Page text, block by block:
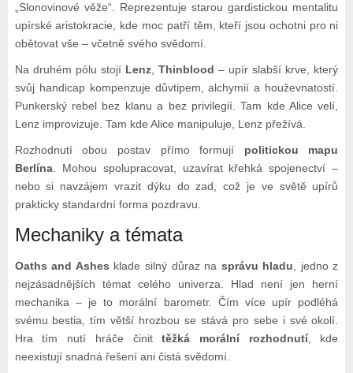
„Slonovinové věže“. Reprezentuje starou gardistickou mentalitu
upírské aristokracie, kde moc patří těm, kteří jsou ochotni pro ni
obětovat vše – včetně svého svědomí.
Na druhém pólu stojí Lenz,Thinblood – upír slabší krve, který
svůj handicap kompenzuje důvtipem, alchymií a houževnatostí.
Punkerský rebel bez klanu a bez privilegií. Tam kde Alice velí,
Lenz improvizuje. Tam kde Alice manipuluje, Lenz přežívá.
Rozhodnutí obou postav přímo formují politickou mapu
Berlína. Mohou spolupracovat, uzavírat křehká spojenectví –
nebo si navzájem vrazit dýku do zad, což je ve světě upírů
prakticky standardní forma pozdravu.
Mechaniky a témata
Oaths and Ashes klade silný důraz na správu hladu , jedno z
nejzásadnějších témat celého univerza. Hlad není jen herní
mechanika – je to morální barometr. Čím více upír podléhá
svému bestia, tím větší hrozbou se stává pro sebe i své okolí.
Hra tím nutí hráče činittěžká morální rozhodnutí, kde
neexistují snadná řešení ani čistá svědomí.